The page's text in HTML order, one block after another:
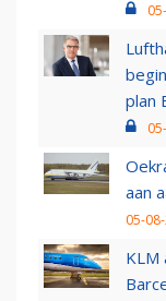
plan
aan
05-
KLM